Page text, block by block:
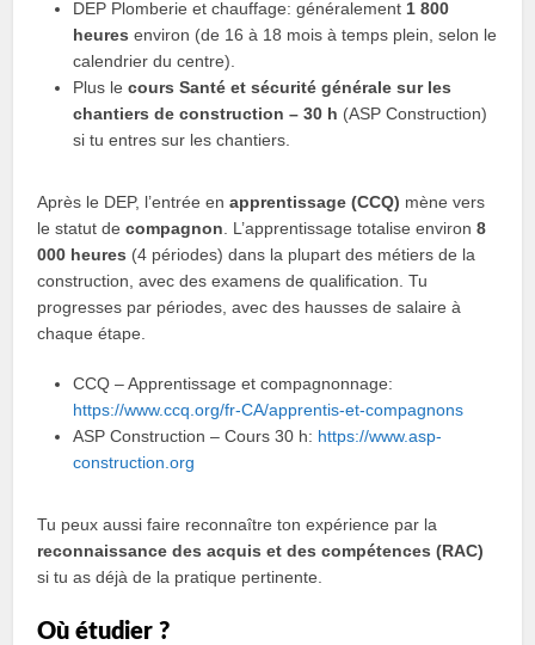
DEP Plomberie et chauffage: généralement 1 800
heures environ (de 16 à 18 mois à temps plein, selon le
calendrier du centre).
Plus lecours Santé et sécurité générale sur les
chantiers de construction – 30 h (ASP Construction)
si tu entres sur les chantiers.
Après le DEP, l’entrée enapprentissage (CCQ) mène vers
le statut decompagnon . L’apprentissage totalise environ8
000 heures (4 périodes) dans la plupart des métiers de la
construction, avec des examens de qualification. Tu
progresses par périodes, avec des hausses de salaire à
chaque étape.
CCQ – Apprentissage et compagnonnage:
https://www.ccq.org/fr-CA/apprentis-et-compagnons
ASP Construction – Cours 30 h: https://www.asp-
construction.org
Tu peux aussi faire reconnaître ton expérience par la
reconnaissance des acquis et des compétences (RAC)
si tu as déjà de la pratique pertinente.
Où étudier ?